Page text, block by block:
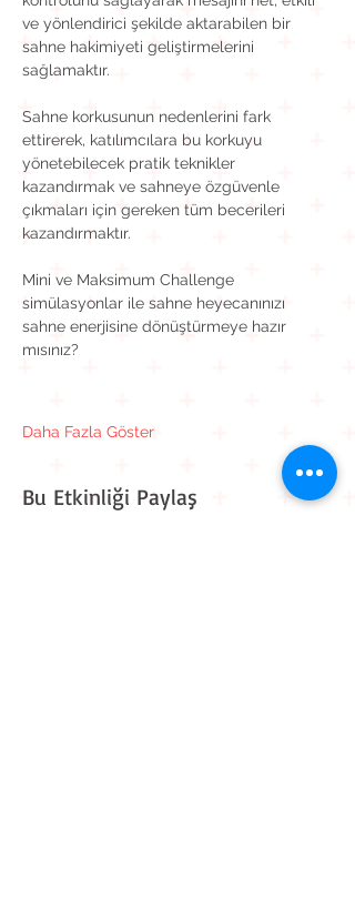
ve yönlendirici şekilde aktarabilen bir
sahne hakimiyeti geliştirmelerini
sağlamaktır.
Sahne korkusunun nedenlerini fark
ettirerek, katılımcılara bu korkuyu
yönetebilecek pratik teknikler
kazandırmak ve sahneye özgüvenle
çıkmaları için gereken tüm becerileri
kazandırmaktır.
Mini ve Maksimum Challenge
simülasyonlar ile sahne heyecanınızı
sahne enerjisine dönüştürmeye hazır
mısınız?
Daha Fazla Göster
Bu Etkinliği Paylaş